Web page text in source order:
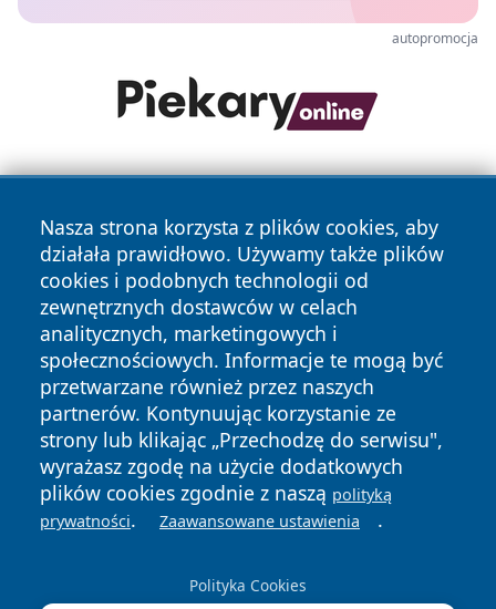
autopromocja
Nasza strona korzysta z plików cookies, aby
działała prawidłowo. Używamy także plików
cookies i podobnych technologii od
zewnętrznych dostawców w celach
analitycznych, marketingowych i
społecznościowych. Informacje te mogą być
przetwarzane również przez naszych
partnerów. Kontynuując korzystanie ze
strony lub klikając „Przechodzę do serwisu",
wyrażasz zgodę na użycie dodatkowych
plików cookies zgodnie z naszą polityką
prywatności. Zaawansowane ustawienia .
Polityka Cookies
Copyright © 2026 dabrowski24.pl Wszystkie prawa
zastrzeżone.
News Autorzy
Polityka
Prywatności
Polityka
Cookies